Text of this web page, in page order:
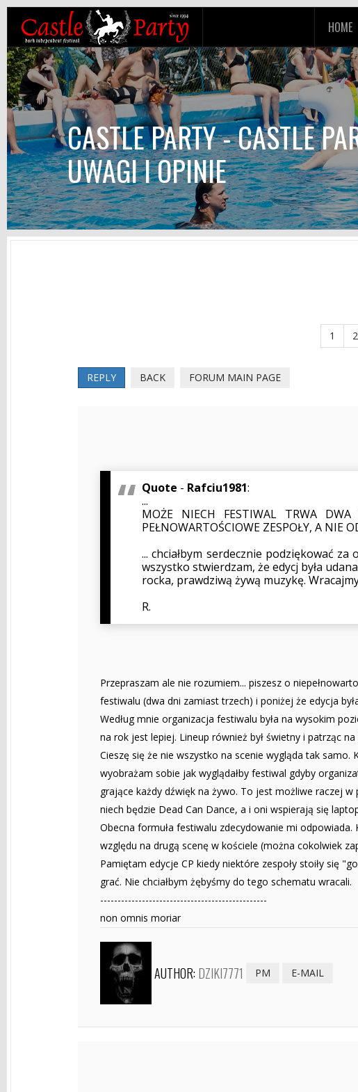
HOME
CASTLE PARTY - CASTLE
UWAGI I OPINIE
1 2
REPLY BACK FORUM MAIN PAGE
Quote - Rafciu1981:
...
MOŻE NIECH FESTIWAL TRWA
PEŁNOWARTOŚCIOWE ZESPOŁY, A NIE
... chciałbym serdecznie podziękować
wszystko stwierdzam, że edycj była
rocka, prawdziwą żywą muzykę.
R.
Przepraszam ale nie rozumiem... piszesz o
festiwalu (dwa dni zamiast trzech) i poniżej że edycja
Według mnie organizacja festiwalu była na wysokim
na rok jest lepiej. Lineup również był świetny i patrząc
Cieszę się że nie wszystko na scenie wygląda tak
wyobrażam sobie jak wyglądałby festiwal gdyby
grające każdy dźwięk na żywo. To jest możliwe raczej
niech będzie Dead Can Dance, a i oni wspierają się
Obecna formuła festiwalu zdecydowanie mi
względu na drugą scenę w kościele (można cokolwiek
Pamiętam edycje CP kiedy niektóre zespoły stoiły się
grać. Nie chciałbym żębyśmy do tego schematu wracali.
------------------------------------------------
non omnis moriar
AUTHOR: DZIKI7771 PM E-MAIL